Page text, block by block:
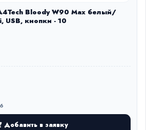
Bloody W90 Max белый/
кнопки - 10
Добавить в заявку